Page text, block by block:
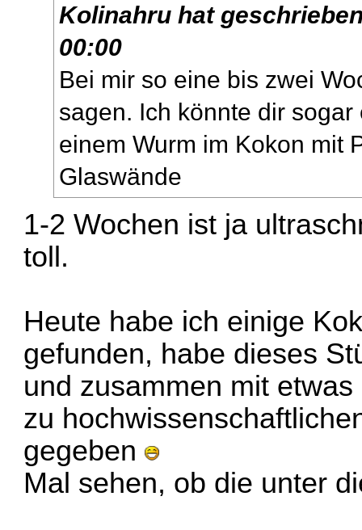
Kolinahru hat
00:00
Bei mir so eine bis zwei
sagen. Ich könnte dir
einem Wurm im Kokon mit
Glaswände
1-2 Wochen ist ja
toll.
Heute habe ich einige
gefunden, habe dieses
und zusammen mit
zu
gegeben
Mal sehen, ob die unter